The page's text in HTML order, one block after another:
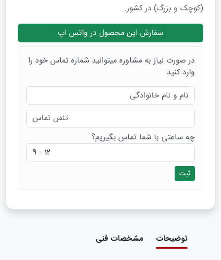
(کوچک و بزرگ) در کشور.
سفارش این محصول در واتس اپ
در صورت نیاز به مشاوره میتوانید شماره تماس خود را
وارد کنید
چه ساعتی با شما تماس بگیریم؟
ثبت
توضیحات مشخصات فنی